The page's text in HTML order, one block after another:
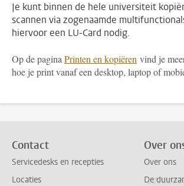
Je kunt binnen de hele universiteit
scannen via zogenaamde
hiervoor een LU-Card nodig.
Op de pagina Printen en kopiëren vind je
hoe je print vanaf een desktop, laptop of
Contact
Servicedesks en recepties
Locaties
Over
Over ons
De